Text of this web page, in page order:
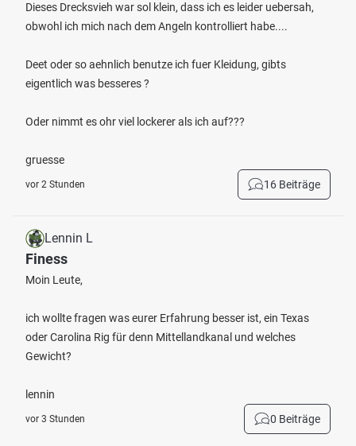
Dieses Drecksvieh war sol klein, dass ich es leider uebersah,
obwohl ich mich nach dem Angeln kontrolliert habe....
Deet oder so aehnlich benutze ich fuer Kleidung, gibts
eigentlich was besseres ?
Oder nimmt es ohr viel lockerer als ich auf???
gruesse
vor 2 Stunden 16 Beiträge
Lennin L
Finess
Moin Leute,
ich wollte fragen was eurer Erfahrung besser ist, ein Texas
oder Carolina Rig für denn Mittellandkanal und welches
Gewicht?
lennin
vor 3 Stunden 0 Beiträge